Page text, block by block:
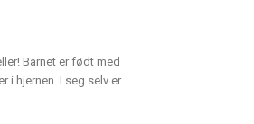
Barnet er født med
i hjernen. I seg selv er